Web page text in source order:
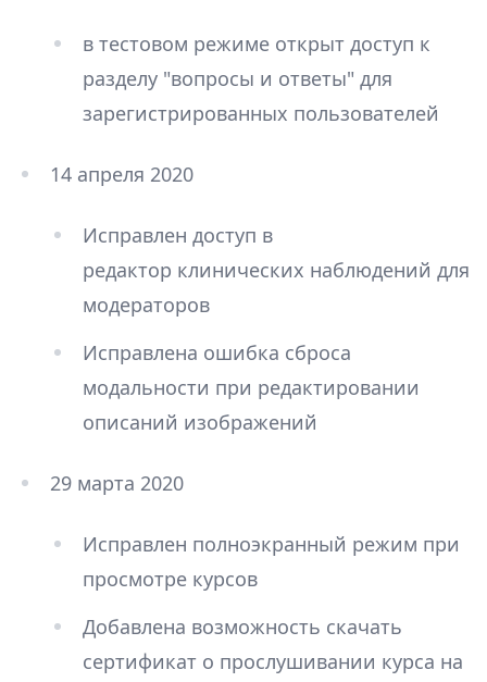
в тестовом режиме открыт доступ к
разделу "вопросы и ответы" для
зарегистрированных пользователей
14 апреля 2020
Исправлен доступ в
редактор клинических наблюдений для
модераторов
Исправлена ошибка сброса
модальности при редактировании
описаний изображений
29 марта 2020
Исправлен полноэкранный режим при
просмотре курсов
Добавлена возможность скачать
сертификат о прослушивании курса на